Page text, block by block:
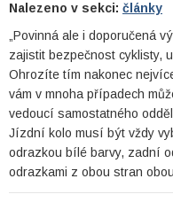
Nalezeno v sekci: články
„Povinná ale i doporučená
zajistit bezpečnost cyklisty,
Ohrozíte tím nakonec
vám v mnoha případech
vedoucí samostatného
Jízdní kolo musí být vždy
odrazkou bílé barvy, zadní
odrazkami z obou stran